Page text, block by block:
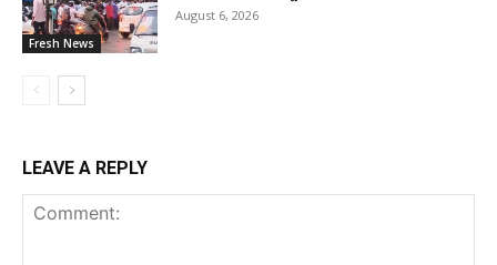
Fresh News
August 6, 2026
LEAVE A REPLY